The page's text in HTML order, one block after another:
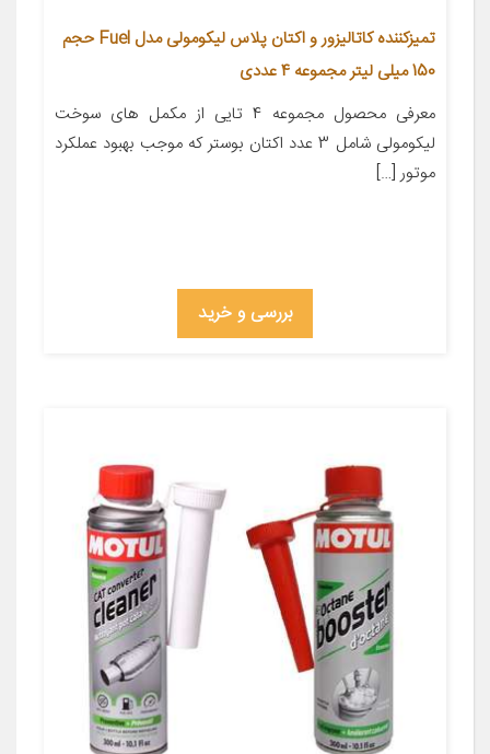
تمیزکننده کاتالیزور و اکتان پلاس لیکومولی مدل Fuel حجم
150 میلی لیتر مجموعه 4 عددی
معرفی محصول مجموعه 4 تایی از مکمل های سوخت
لیکومولی شامل 3 عدد اکتان بوستر که موجب بهبود عملکرد
موتور […]
بررسی و خرید